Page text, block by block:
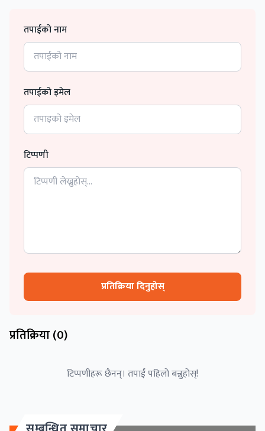
तपाईको नाम
तपाईको इमेल
टिप्पणी
प्रतिक्रिया दिनुहोस्
प्रतिक्रिया (0)
टिप्पणीहरू छैनन्। तपाईं पहिलो बन्नुहोस्!